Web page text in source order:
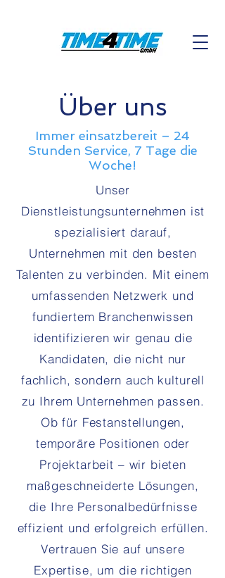
Über uns
Immer einsatzbereit – 24
Stunden Service, 7 Tage die
Woche!
Unser
Dienstleistungsunternehmen ist
spezialisiert darauf,
Unternehmen mit den besten
Talenten zu verbinden. Mit einem
umfassenden Netzwerk und
fundiertem Branchenwissen
identifizieren wir genau die
Kandidaten, die nicht nur
fachlich, sondern auch kulturell
zu Ihrem Unternehmen passen.
Ob für Festanstellungen,
temporäre Positionen oder
Projektarbeit – wir bieten
maßgeschneiderte Lösungen,
die Ihre Personalbedürfnisse
effizient und erfolgreich erfüllen.
Vertrauen Sie auf unsere
Expertise, um die richtigen